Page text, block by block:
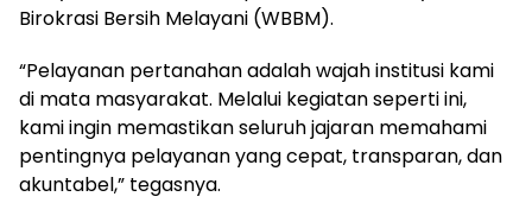
Birokrasi Bersih Melayani (WBBM).
“Pelayanan pertanahan adalah wajah institusi kami
di mata masyarakat. Melalui kegiatan seperti ini,
kami ingin memastikan seluruh jajaran memahami
pentingnya pelayanan yang cepat, transparan, dan
akuntabel,” tegasnya.